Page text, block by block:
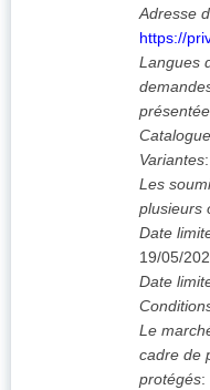
Adresse
https://
Langues
Variantes:
Les
plusieurs
Date
19/05/
Date
Le
cadre de
protégés: